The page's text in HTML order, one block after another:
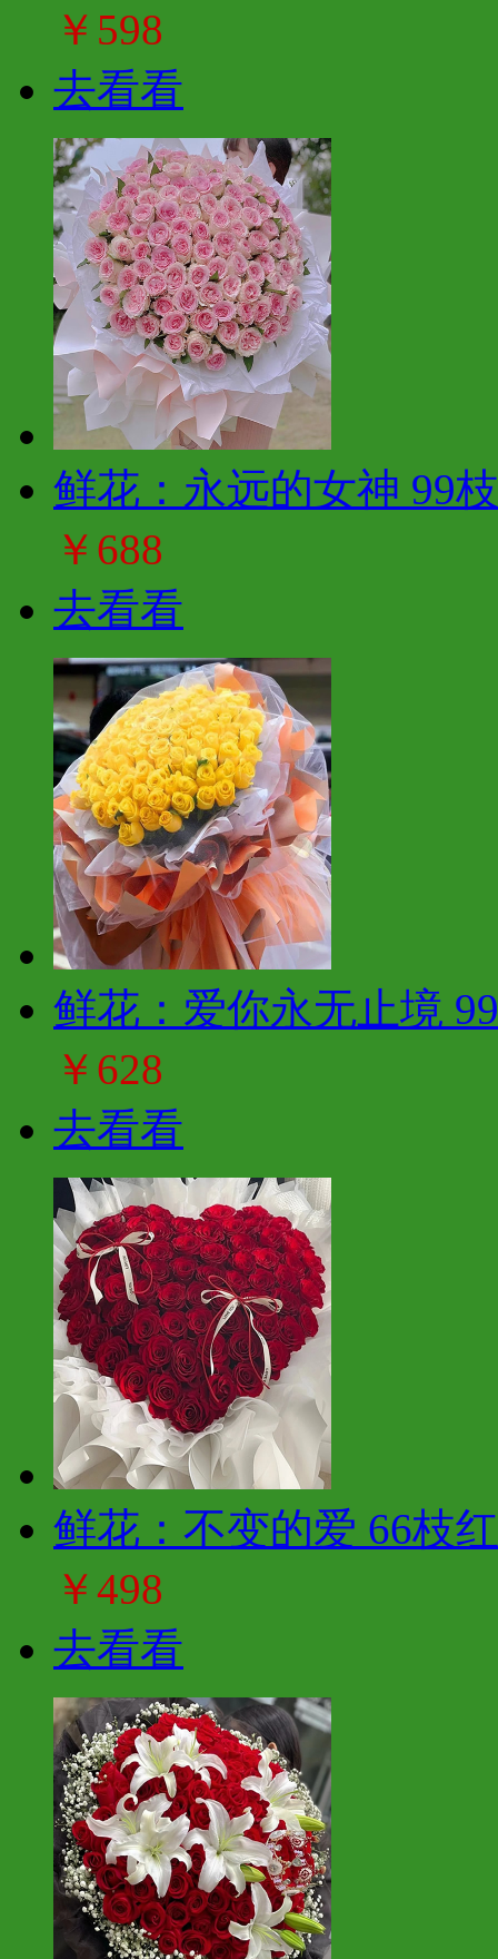
￥598
去看看
鲜花：永远的女神 99
￥688
去看看
鲜花：爱你永无止境
￥628
去看看
鲜花：不变的爱 66枝
￥498
去看看